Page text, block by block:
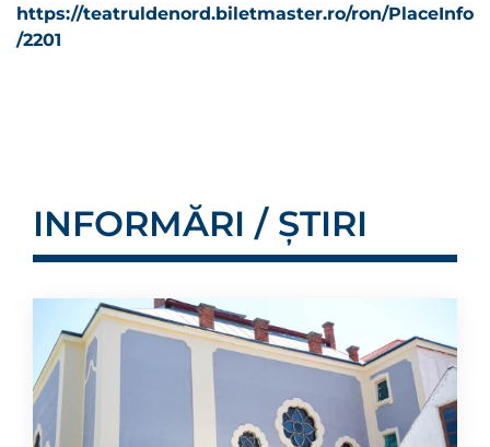
https://teatruldenord.biletmaster.ro/ron/PlaceInfo
/2201
INFORMĂRI / ȘTIRI